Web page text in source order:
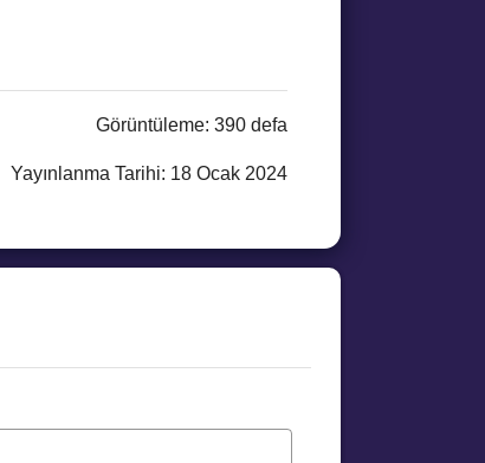
Görüntüleme: 390 defa
Yayınlanma Tarihi: 18 Ocak 2024